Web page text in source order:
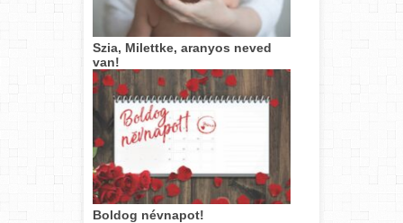
Szia, Milettke, aranyos neved
van!
Boldog névnapot!